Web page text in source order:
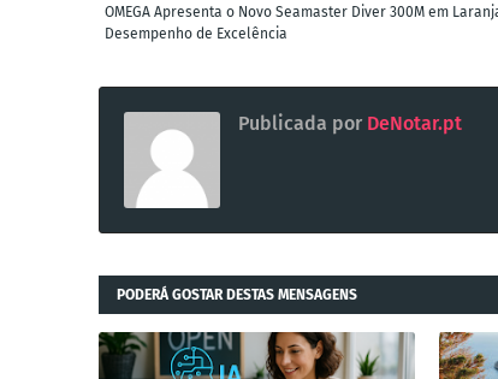
OMEGA Apresenta o Novo Seamaster Diver 300M em
Desempenho de Excelência
Publicada por DeNotar.pt
PODERÁ GOSTAR DESTAS MENSAGENS